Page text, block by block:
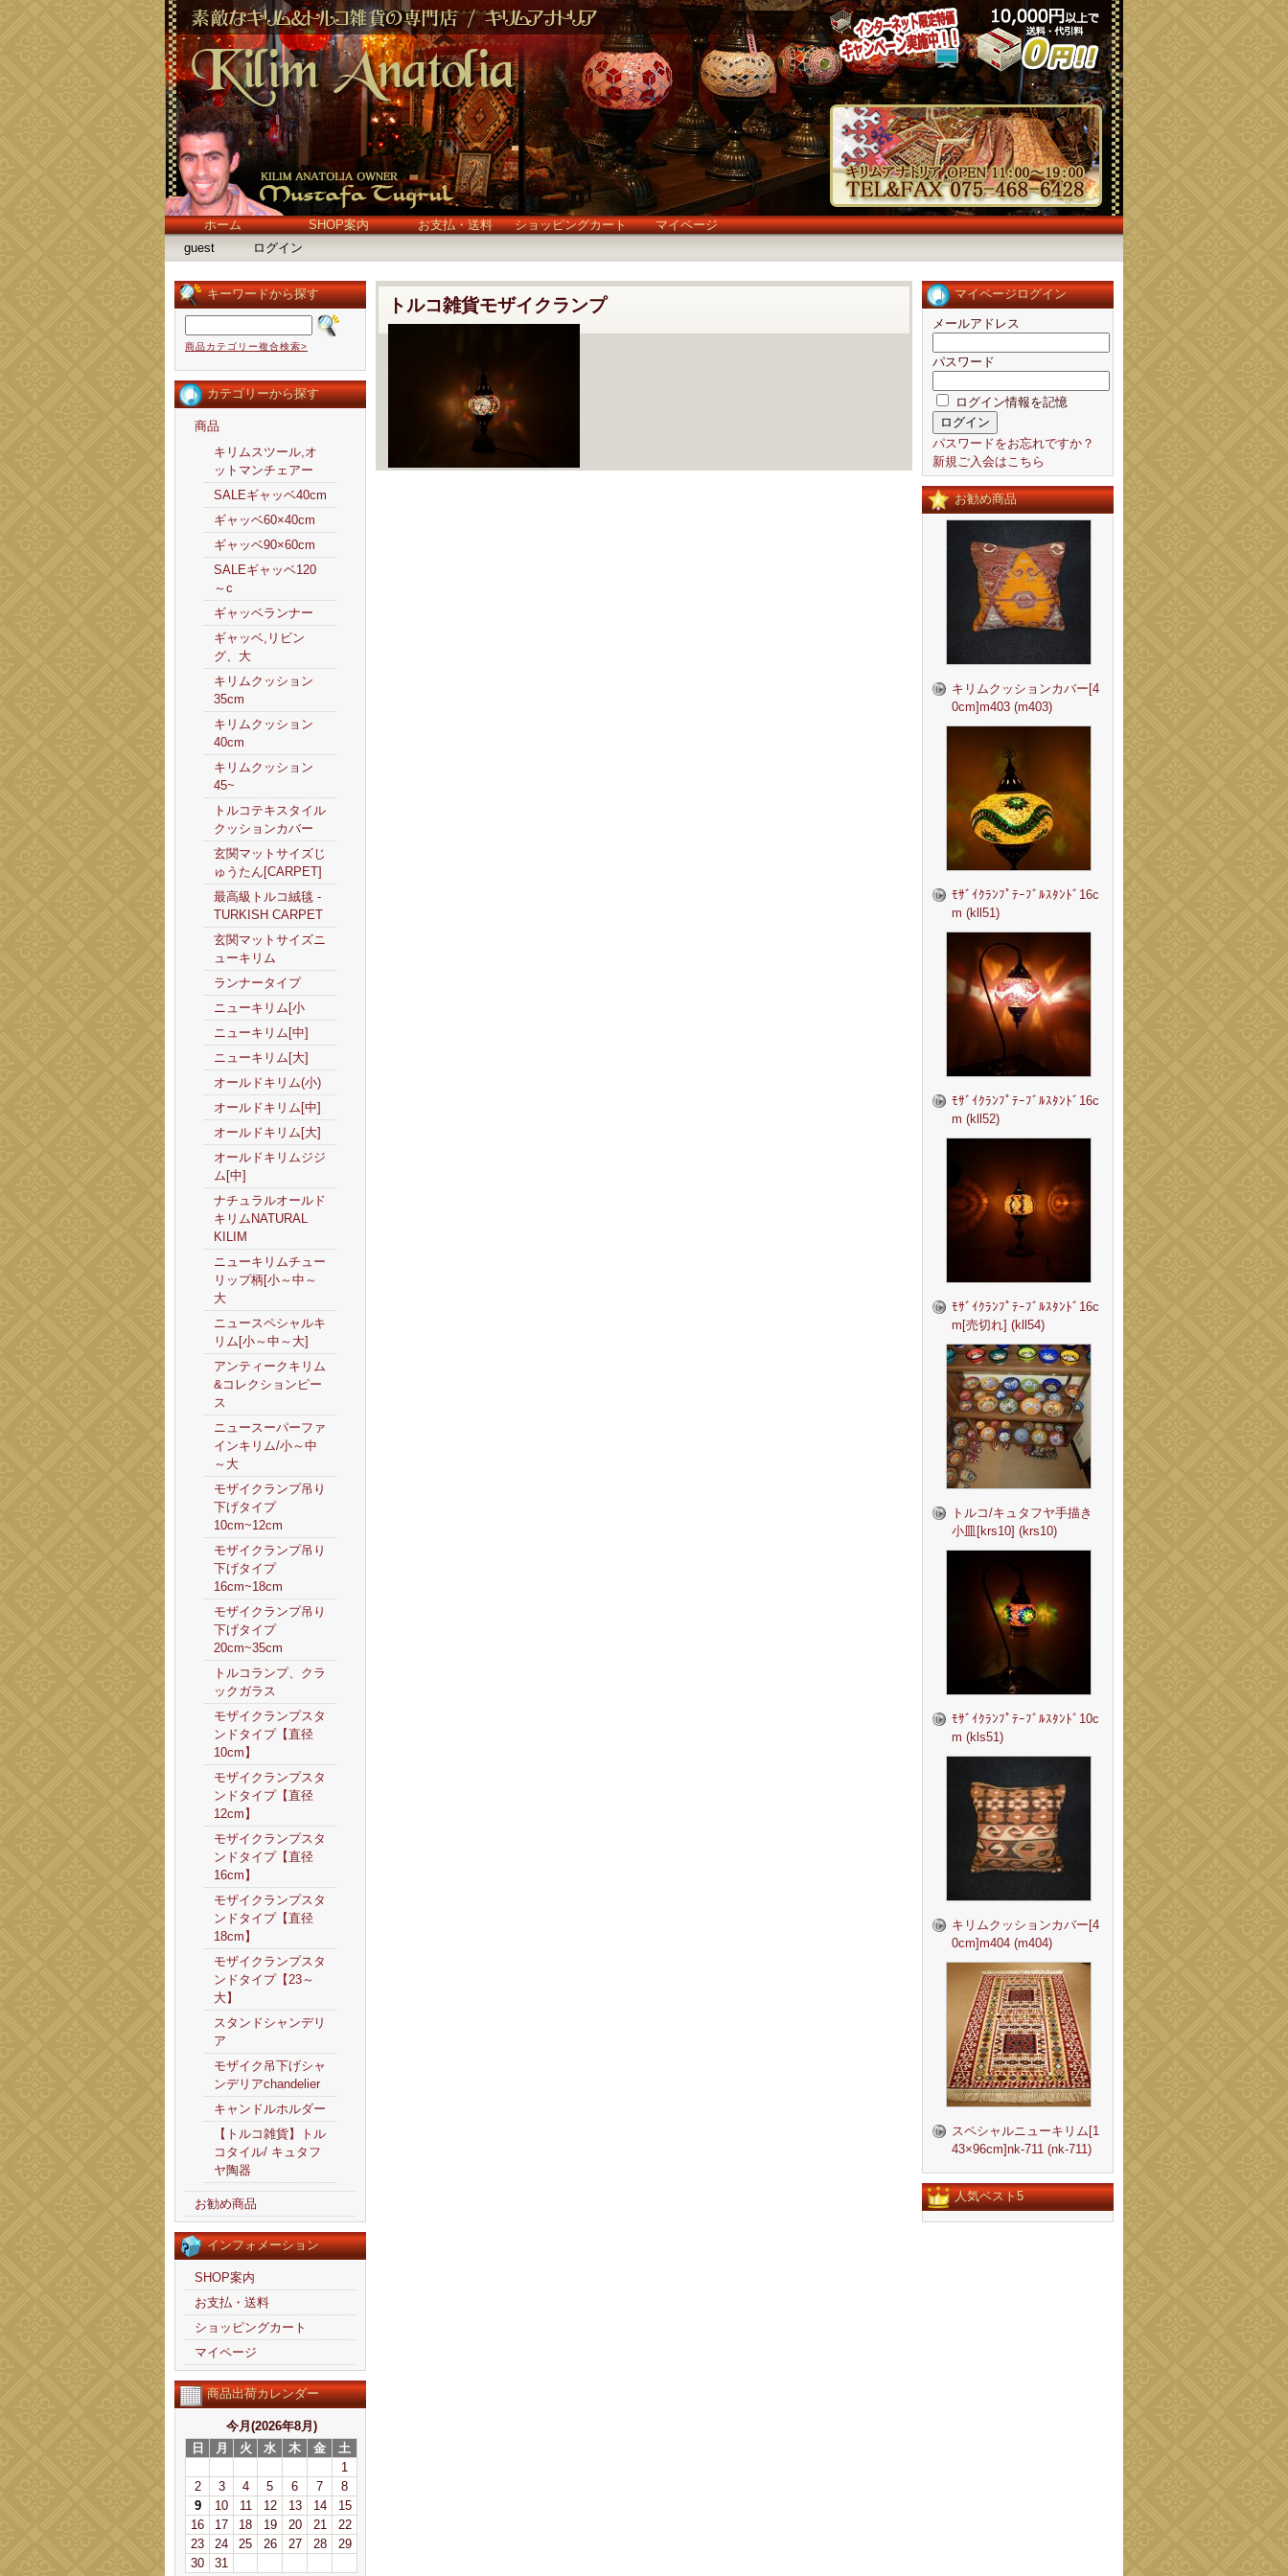
ホーム SHOP案内 お支払・送料 ショッピングカート
マイページ
guest
ログイン
キーワードから探す
商品カテゴリー複合検索>
カテゴリーから探す
商品
キリムスツール,オ
ットマンチェアー
SALEギャッベ40cm
ギャッベ60×40cm
ギャッベ90×60cm
SALEギャッベ120
～c
ギャッベランナー
ギャッベ,リビン
グ、大
キリムクッション
35cm
キリムクッション
40cm
キリムクッション
45~
トルコテキスタイル
クッションカバー
玄関マットサイズじ
ゅうたん[CARPET]
最高級トルコ絨毯 -
TURKISH CARPET
玄関マットサイズニ
ューキリム
ランナータイプ
ニューキリム[小
ニューキリム[中]
ニューキリム[大]
オールドキリム(小)
オールドキリム[中]
オールドキリム[大]
オールドキリムジジ
ム[中]
ナチュラルオールド
キリムNATURAL
KILIM
ニューキリムチュー
リップ柄[小～中～
大
ニュースペシャルキ
リム[小～中～大]
アンティークキリム
&コレクションピー
ス
ニュースーパーファ
インキリム/小～中
～大
モザイクランプ吊り
下げタイプ
10cm~12cm
モザイクランプ吊り
下げタイプ
16cm~18cm
モザイクランプ吊り
下げタイプ
20cm~35cm
トルコランプ、クラ
ックガラス
モザイクランプスタ
ンドタイプ【直径
10cm】
モザイクランプスタ
ンドタイプ【直径
12cm】
モザイクランプスタ
ンドタイプ【直径
16cm】
モザイクランプスタ
ンドタイプ【直径
18cm】
モザイクランプスタ
ンドタイプ【23～
大】
スタンドシャンデリ
ア
モザイク吊下げシャ
ンデリアchandelier
キャンドルホルダー
【トルコ雑貨】トル
コタイル/ キュタフ
ヤ陶器
お勧め商品
インフォメーション
SHOP案内
お支払・送料
ショッピングカート
マイページ
商品出荷カレンダー
今月(2026年8月)
日
月 火 水 木 金
土
1
2
3 4 5 6 7
8
9
10 11 12 13 14
15
16
17 18 19 20 21
22
23
24 25 26 27 28
29
30
31
マイページログイン
メールアドレス
パスワード
ログイン情報を記憶
パスワードをお忘れですか？
新規ご入会はこちら
お勧め商品
キリムクッションカバー[4
0cm]m403 (m403)
ﾓｻﾞｲｸﾗﾝﾌﾟﾃｰﾌﾞﾙｽﾀﾝﾄﾞ16c
m (kll51)
ﾓｻﾞｲｸﾗﾝﾌﾟﾃｰﾌﾞﾙｽﾀﾝﾄﾞ16c
m (kll52)
ﾓｻﾞｲｸﾗﾝﾌﾟﾃｰﾌﾞﾙｽﾀﾝﾄﾞ16c
m[売切れ] (kll54)
トルコ/キュタフヤ手描き
小皿[krs10] (krs10)
ﾓｻﾞｲｸﾗﾝﾌﾟﾃｰﾌﾞﾙｽﾀﾝﾄﾞ10c
m (kls51)
キリムクッションカバー[4
0cm]m404 (m404)
スペシャルニューキリム[1
43×96cm]nk-711 (nk-711)
人気ベスト5
トルコ雑貨モザイクランプ